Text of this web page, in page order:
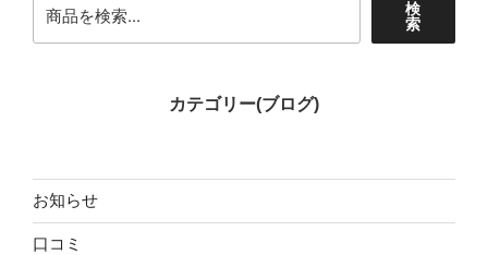
検
索
カテゴリー(ブログ)
お知らせ
口コミ